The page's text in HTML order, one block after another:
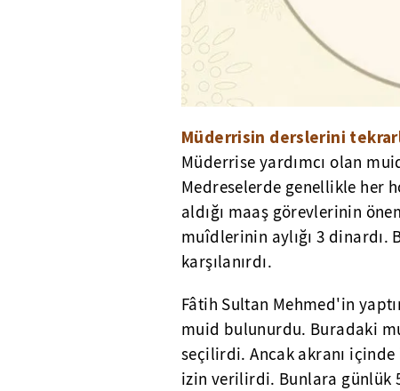
Müderrisin derslerini
Müderrise yardımcı olan
Medreselerde genellikle her
aldığı maaş görevlerinin
muîdlerinin aylığı 3 dinardı.
karşılanırdı.
Fâtih Sultan Mehmed'in
muid bulunurdu. Buradaki
seçilirdi. Ancak akranı
izin verilirdi. Bunlara günlük